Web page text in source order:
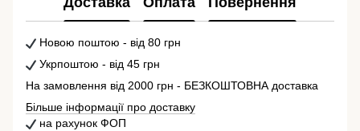
Новою поштою - від 80 грн
Укрпоштою - від 45 грн
На замовлення від 2000 грн - БЕЗКОШТОВНА доставка
Більше інформації про доставку
на рахунок ФОП